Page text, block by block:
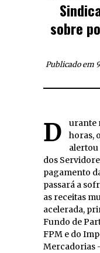
sobre
Publicado em
Durante reunião de mais de duas
horas,
alertou
dos
pagamento
passará a
as receitas
acelerada,
Fundo de
FPM e do
Mercadorias